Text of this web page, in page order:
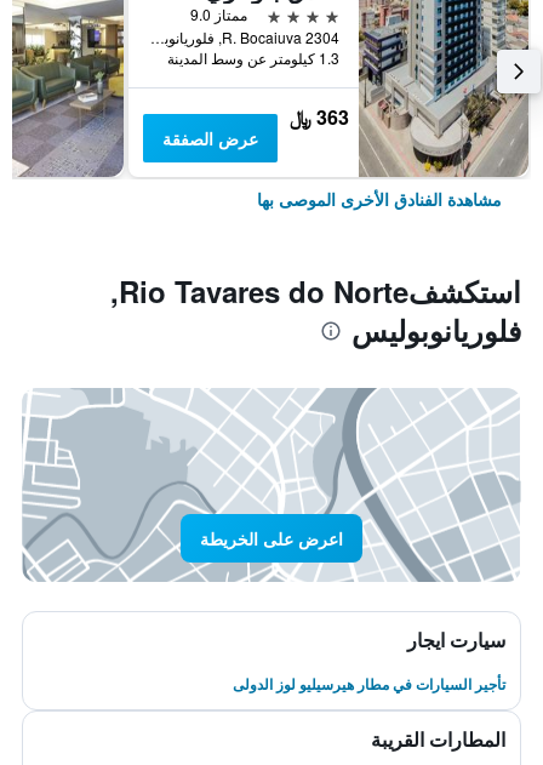
4 نجوم
ممتاز 9.0
R. Bocaiuva 2304, فلوريانوبوليس, البرازيل
1.3 كيلومتر عن وسط المدينة
363 ﷼
عرض الصفقة
مشاهدة الفنادق الأخرى الموصى بها
استكشفRio Tavares do Norte,
فلوريانوبوليس
اعرض على الخريطة
سيارت ايجار
تأجير السيارات في مطار هيرسيليو لوز الدولى
المطارات القريبة